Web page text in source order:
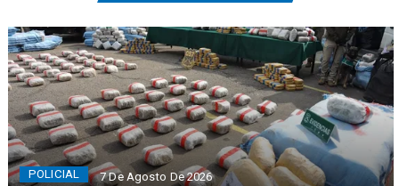
POLICIAL 7 De Agosto De 2026